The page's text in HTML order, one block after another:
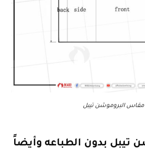
مقاس البروموشن تيبل
تيبل بدون الطباعه وأيضاً